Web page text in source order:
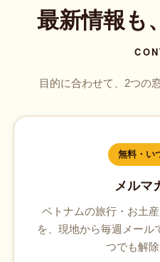
最新情報も
目的に合わせて、2つの
無料・い
メルマ
ベトナムの旅行・お土
を、現地から毎週メール
つでも解除